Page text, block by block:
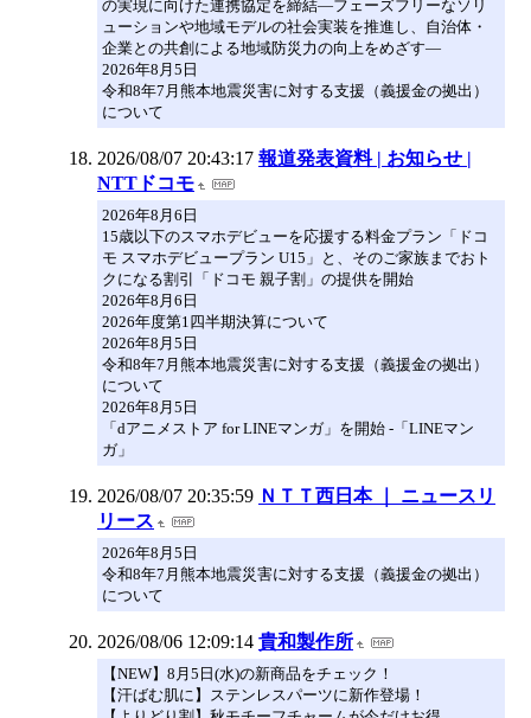
の実現に向けた連携協定を締結―フェーズフリーなソリ
ューションや地域モデルの社会実装を推進し、自治体・
企業との共創による地域防災力の向上をめざす―
2026年8月5日
令和8年7月熊本地震災害に対する支援（義援金の拠出）
について
2026/08/07 20:43:17 報道発表資料 | お知らせ |
NTTドコモ
2026年8月6日
15歳以下のスマホデビューを応援する料金プラン「ドコ
モ スマホデビュープラン U15」と、そのご家族までおト
クになる割引「ドコモ 親子割」の提供を開始
2026年8月6日
2026年度第1四半期決算について
2026年8月5日
令和8年7月熊本地震災害に対する支援（義援金の拠出）
について
2026年8月5日
「dアニメストア for LINEマンガ」を開始 -「LINEマン
ガ」
2026/08/07 20:35:59 ＮＴＴ西日本 ｜ ニュースリ
リース
2026年8月5日
令和8年7月熊本地震災害に対する支援（義援金の拠出）
について
2026/08/06 12:09:14 貴和製作所
【NEW】8月5日(水)の新商品をチェック！
【汗ばむ肌に】ステンレスパーツに新作登場！